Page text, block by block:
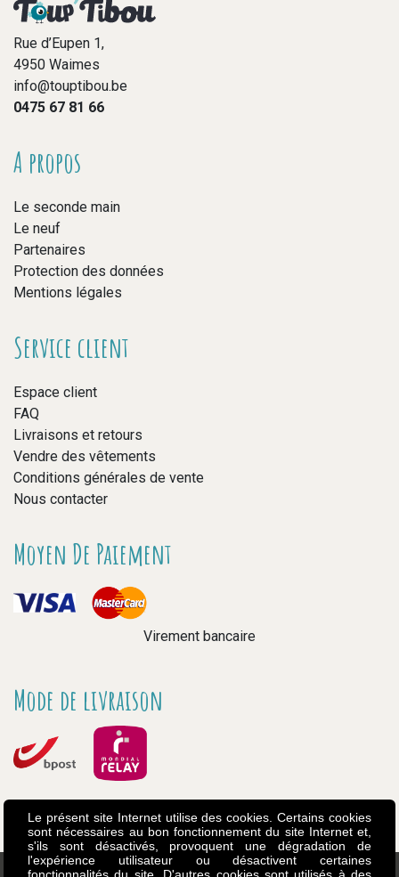
Rue d’Eupen 1,
4950 Waimes
info@touptibou.be
0475 67 81 66
A propos
Le seconde main
Le neuf
Partenaires
Protection des données
Mentions légales
Service client
Espace client
FAQ
Livraisons et retours
Vendre des vêtements
Conditions générales de vente
Nous contacter
Moyen De Paiement
Virement bancaire
Mode de livraison
Le présent site Internet utilise des cookies. Certains cookies
sont nécessaires au bon fonctionnement du site Internet et,
s'ils sont désactivés, provoquent une dégradation de
l'expérience utilisateur ou désactivent certaines